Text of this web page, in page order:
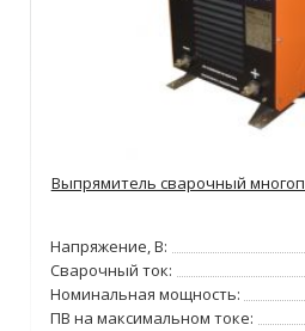
Выпрямитель сварочный
Напряжение, В:
Сварочный ток:
Номинальная мощность:
ПВ на максимальном токе: